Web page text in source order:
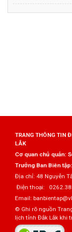
TRANG THÔNG TIN
LẮK
Cơ quan chủ quản:
Trưởng Ban Biên tập:
Địa chỉ: 48 Nguyễn
Điện thoại:
Email:
© Ghi rõ nguồn
lịch tỉnh Đắk Lắk khi